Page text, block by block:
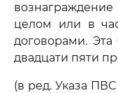
целом или в
договорами.
двадцати пяти
(в ред. Указа